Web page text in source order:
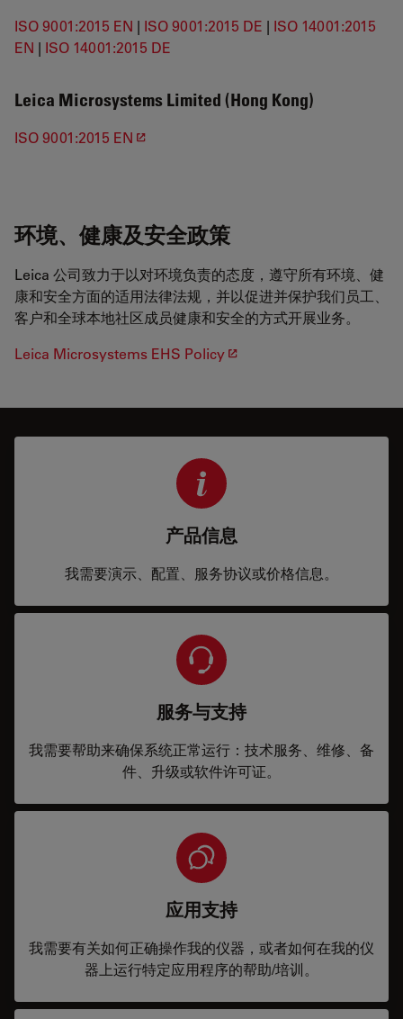
ISO 9001:2015 EN | ISO 9001:2015 DE | ISO 14001:2015
EN | ISO 14001:2015 DE
Leica Microsystems Limited (Hong Kong)
ISO 9001:2015 EN
环境、健康及安全政策
Leica 公司致力于以对环境负责的态度，遵守所有环境、健
康和安全方面的适用法律法规，并以促进并保护我们员工、
客户和全球本地社区成员健康和安全的方式开展业务。
Leica Microsystems EHS Policy
产品信息
我需要演示、配置、服务协议或价格信息。
服务与支持
我需要帮助来确保系统正常运行：技术服务、维修、备
件、升级或软件许可证。
应用支持
我需要有关如何正确操作我的仪器，或者如何在我的仪
器上运行特定应用程序的帮助/培训。